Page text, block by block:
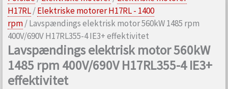
H17RL/Elektriske motorer H17RL - 1400
rpm/ Lavspændings elektrisk motor 560kW 1485 rpm
400V/690V H17RL355-4 IE3+ effektivitet
Lavspændings elektrisk motor 560kW
1485 rpm 400V/690V H17RL355-4 IE3+
effektivitet